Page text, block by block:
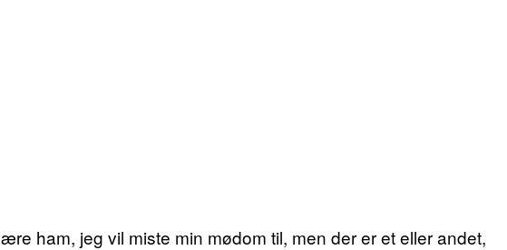
ham, jeg vil miste min mødom til, men der er et eller andet,